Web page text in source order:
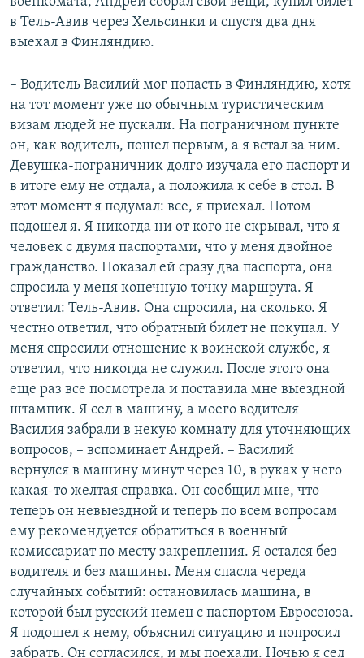
в Тель-Авив через Хельсинки и спустя два дня
выехал в Финляндию.
– Водитель Василий мог попасть в Финляндию, хотя
на тот момент уже по обычным туристическим
визам людей не пускали. На пограничном пункте
он, как водитель, пошел первым, а я встал за ним.
Девушка-пограничник долго изучала его паспорт и
в итоге ему не отдала, а положила к себе в стол. В
этот момент я подумал: все, я приехал. Потом
подошел я. Я никогда ни от кого не скрывал, что я
человек с двумя паспортами, что у меня двойное
гражданство. Показал ей сразу два паспорта, она
спросила у меня конечную точку маршрута. Я
ответил: Тель-Авив. Она спросила, на сколько. Я
честно ответил, что обратный билет не покупал. У
меня спросили отношение к воинской службе, я
ответил, что никогда не служил. После этого она
еще раз все посмотрела и поставила мне выездной
штампик. Я сел в машину, а моего водителя
Василия забрали в некую комнату для уточняющих
вопросов, – вспоминает Андрей. – Василий
вернулся в машину минут через 10, в руках у него
какая-то желтая справка. Он сообщил мне, что
теперь он невыездной и теперь по всем вопросам
ему рекомендуется обратиться в военный
комиссариат по месту закрепления. Я остался без
водителя и без машины. Меня спасла череда
случайных событий: остановилась машина, в
которой был русский немец с паспортом Евросоюза.
Я подошел к нему, объяснил ситуацию и попросил
забрать. Он согласился, и мы поехали. Ночью я сел